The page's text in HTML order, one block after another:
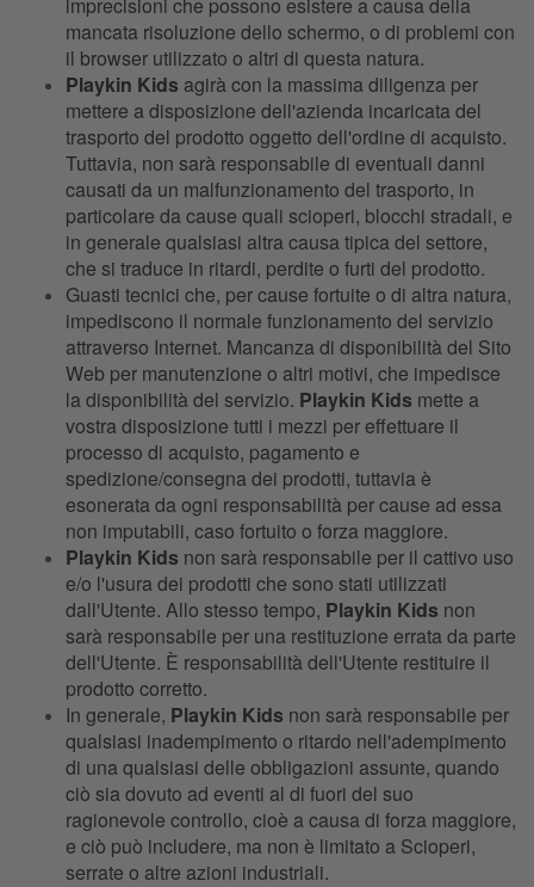
mancata risoluzione dello schermo, o di problemi con
il browser utilizzato o altri di questa natura.
Playkin Kids agirà con la massima diligenza per
mettere a disposizione dell'azienda incaricata del
trasporto del prodotto oggetto dell'ordine di acquisto.
Tuttavia, non sarà responsabile di eventuali danni
causati da un malfunzionamento del trasporto, in
particolare da cause quali scioperi, blocchi stradali, e
in generale qualsiasi altra causa tipica del settore,
che si traduce in ritardi, perdite o furti del prodotto.
Guasti tecnici che, per cause fortuite o di altra natura,
impediscono il normale funzionamento del servizio
attraverso Internet. Mancanza di disponibilità del Sito
Web per manutenzione o altri motivi, che impedisce
la disponibilità del servizio. Playkin Kids mette a
vostra disposizione tutti i mezzi per effettuare il
processo di acquisto, pagamento e
spedizione/consegna dei prodotti, tuttavia è
esonerata da ogni responsabilità per cause ad essa
non imputabili, caso fortuito o forza maggiore.
Playkin Kids non sarà responsabile per il cattivo uso
e/o l'usura dei prodotti che sono stati utilizzati
dall'Utente. Allo stesso tempo, Playkin Kids non
sarà responsabile per una restituzione errata da parte
dell'Utente. È responsabilità dell'Utente restituire il
prodotto corretto.
In generale, Playkin Kids non sarà responsabile per
qualsiasi inadempimento o ritardo nell'adempimento
di una qualsiasi delle obbligazioni assunte, quando
ciò sia dovuto ad eventi al di fuori del suo
ragionevole controllo, cioè a causa di forza maggiore,
e ciò può includere, ma non è limitato a Scioperi,
serrate o altre azioni industriali.